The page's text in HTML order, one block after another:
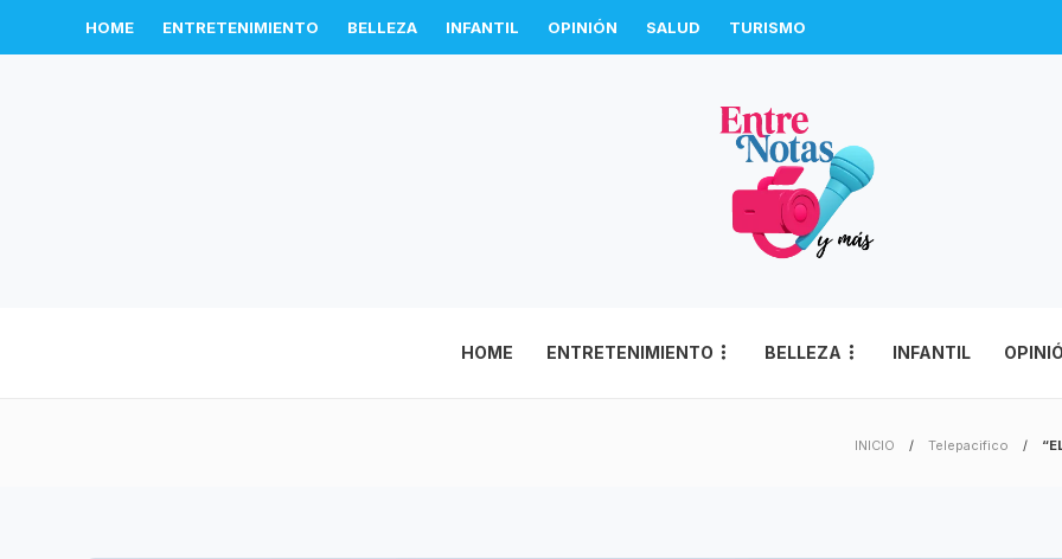
HOME ENTRETENIMIENTO BELLEZA INFANTIL OPINIÓN SALUD TURISMO
HOME ENTRETENIMIENTO BELLEZA INFANTIL
INICIO Telepacifico